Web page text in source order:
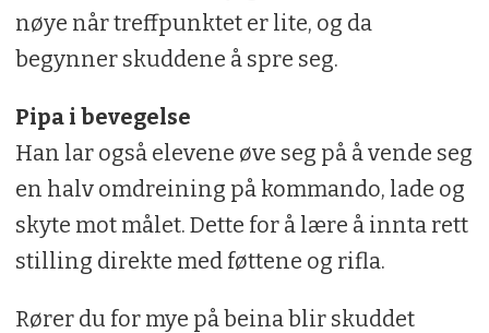
nøye når treffpunktet er lite, og da
begynner skuddene å spre seg.
Pipa i bevegelse
Han lar også elevene øve seg på å vende seg
en halv omdreining på kommando, lade og
skyte mot målet. Dette for å lære å innta rett
stilling direkte med føttene og rifla.
Rører du for mye på beina blir skuddet